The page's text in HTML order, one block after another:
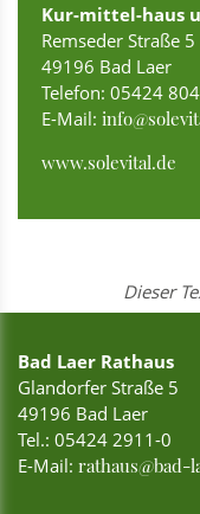
Kur-mittel-haus
Remseder Straße 5
49196 Bad Laer
Telefon: 05424
E-Mail:
www.solevital.de
Dieser
Bad Laer Rathaus
Glandorfer Straße 5
49196 Bad Laer
Tel.: 05424 2911-0
E-Mail: rathaus@bad-